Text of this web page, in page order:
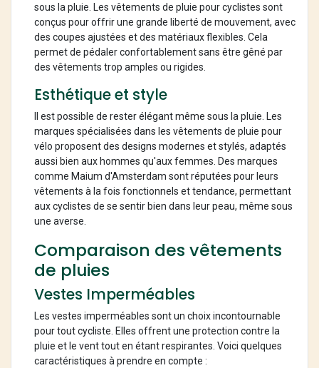
sous la pluie. Les vêtements de pluie pour cyclistes sont
conçus pour offrir une grande liberté de mouvement, avec
des coupes ajustées et des matériaux flexibles. Cela
permet de pédaler confortablement sans être gêné par
des vêtements trop amples ou rigides.
Esthétique et style
Il est possible de rester élégant même sous la pluie. Les
marques spécialisées dans les vêtements de pluie pour
vélo proposent des designs modernes et stylés, adaptés
aussi bien aux hommes qu'aux femmes. Des marques
comme Maium d'Amsterdam sont réputées pour leurs
vêtements à la fois fonctionnels et tendance, permettant
aux cyclistes de se sentir bien dans leur peau, même sous
une averse.
Comparaison des vêtements
de pluies
Vestes Imperméables
Les vestes imperméables sont un choix incontournable
pour tout cycliste. Elles offrent une protection contre la
pluie et le vent tout en étant respirantes. Voici quelques
caractéristiques à prendre en compte :